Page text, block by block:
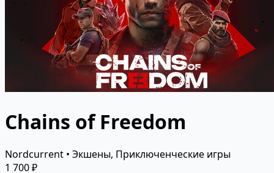
Chains of Freedom
Nordcurrent • Экшены, Приключенческие игры
1 700 ₽